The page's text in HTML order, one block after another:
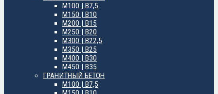
М100 | B7,5
М150 | B10
М200 | B15
М250 | B20
М300 | B22,5
М350 | B25
М400 | B30
М450 | B35
ГРАНИТНЫЙ БЕТОН
М100 | B7,5